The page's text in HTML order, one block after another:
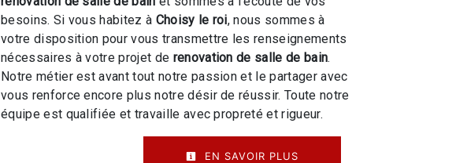
besoins. Si vous habitez à Choisy le roi, nous sommes à
votre disposition pour vous transmettre les renseignements
nécessaires à votre projet de renovation de salle de bain.
Notre métier est avant tout notre passion et le partager avec
vous renforce encore plus notre désir de réussir. Toute notre
équipe est qualifiée et travaille avec propreté et rigueur.
EN SAVOIR PLUS